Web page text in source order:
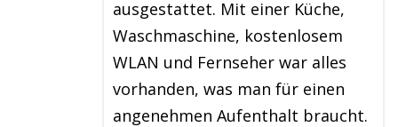
ausgestattet. Mit einer Küche,
Waschmaschine, kostenlosem
WLAN und Fernseher war alles
vorhanden, was man für einen
angenehmen Aufenthalt braucht.